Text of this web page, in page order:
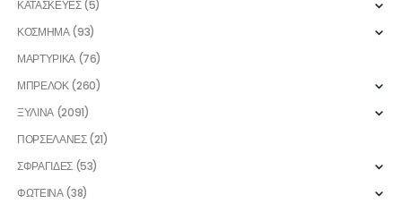
ΚΑΤΑΣΚΕΥΕΣ (5)
ΚΟΣΜΗΜΑ(93)
ΜΑΡΤΥΡΙΚΑ (76)
ΜΠΡΕΛΟΚ(260)
ΞΥΛΙΝΑ (2091)
ΠΟΡΣΕΛΑΝΕΣ (21)
ΣΦΡΑΓΙΔΕΣ (53)
ΦΩΤΕΙΝΑ(38)